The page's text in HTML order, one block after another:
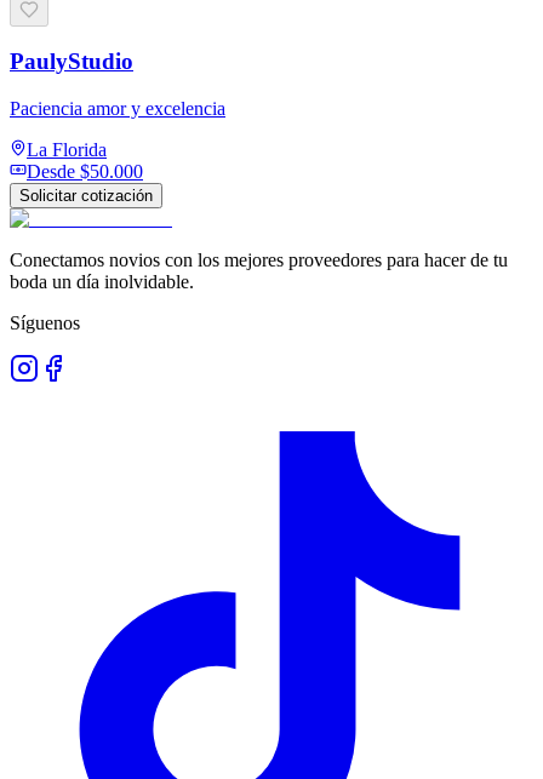
PaulyStudio
Paciencia amor y excelencia
La Florida
Desde $50.000
Solicitar cotización
Conectamos novios con los mejores proveedores para hacer de tu
boda un día inolvidable.
Síguenos